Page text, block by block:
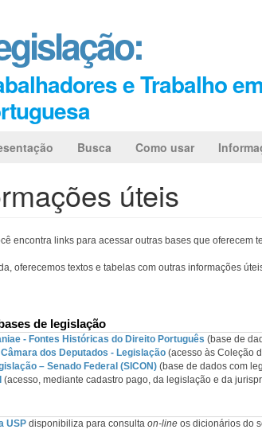
e Trabalho
Busca Como usar
úteis
encontra links para acessar outras bases que
oferecemos textos e tabelas com outras informações
de legislação
- Fontes Históricas do Direito Português (base de
dos Deputados - Legislação (acesso às Coleção
– Senado Federal (SICON) (base de dados com
(acesso, mediante cadastro pago, da legislação e da
USP disponibiliza para consulta on-line os dicionários do